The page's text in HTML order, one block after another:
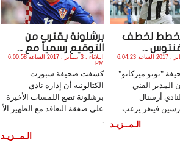
يخطط لخطف
...
الثلاثاء , 3 يـنـاير , 2017 الساعة 6:04:23
"توتو ميركاتو"
المدير الفني
أرسنال
أرسين فينغر يرغب . .
الـمــزيـد
برشلونة يقترب من
التوقيع رسمياً مع ...
الثلاثاء , 3 يـنـاير , 2017 الساعة 6:00:58
PM
كشفت صحيفة سبورت
الكتالونية أن إدارة نادي
برشلونة تضع اللمسات الأخيرة
على صفقة التعاقد مع الظهير الأ.
الـمــزيـد